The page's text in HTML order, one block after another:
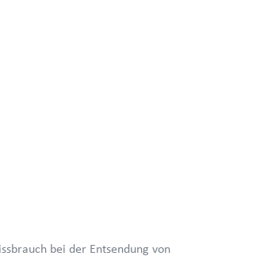
bei der Entsendung von